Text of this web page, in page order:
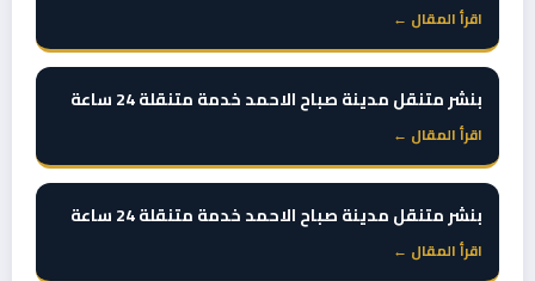
اقرأ المقال ←
بنشر متنقل مدينة صباح الاحمد خدمة متنقلة 24 ساعة
اقرأ المقال ←
بنشر متنقل مدينة صباح الاحمد خدمة متنقلة 24 ساعة
اقرأ المقال ←